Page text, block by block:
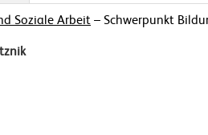
Soziale Arbeit – Schwerpunkt